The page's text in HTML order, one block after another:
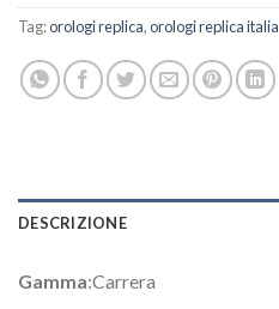
Tag:orologi replica,orologi replica italia
DESCRIZIONE
Gamma:Carrera